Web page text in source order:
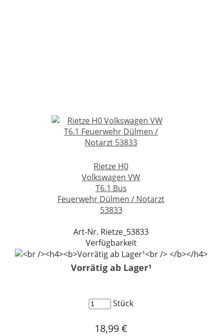
Rietze H0
Volkswagen VW
T6.1 Bus
Feuerwehr Dülmen / Notarzt
53833
Art-Nr. Rietze_53833
Verfügbarkeit
Vorrätig ab Lager¹
Stück
18,99 €